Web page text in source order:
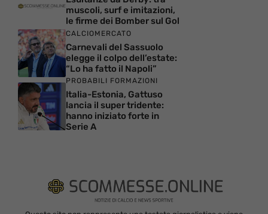
muscoli, surf e imitazioni,
le firme dei Bomber sul Gol
CALCIOMERCATO
Carnevali del Sassuolo
elegge il colpo dell’estate:
“Lo ha fatto il Napoli”
PROBABILI FORMAZIONI
Italia-Estonia, Gattuso
lancia il super tridente:
hanno iniziato forte in
Serie A